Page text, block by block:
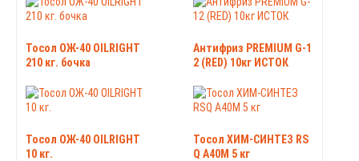
Тосол ОЖ-40 OILRIGHT
210 кг. бочка
Антифриз PREMIUM G-1
2 (RED) 10кг ИСТОК
Тосол ОЖ-40 OILRIGHT
10 кг.
Тосол ХИМ-СИНТЕЗ RS
Q А40М 5 кг